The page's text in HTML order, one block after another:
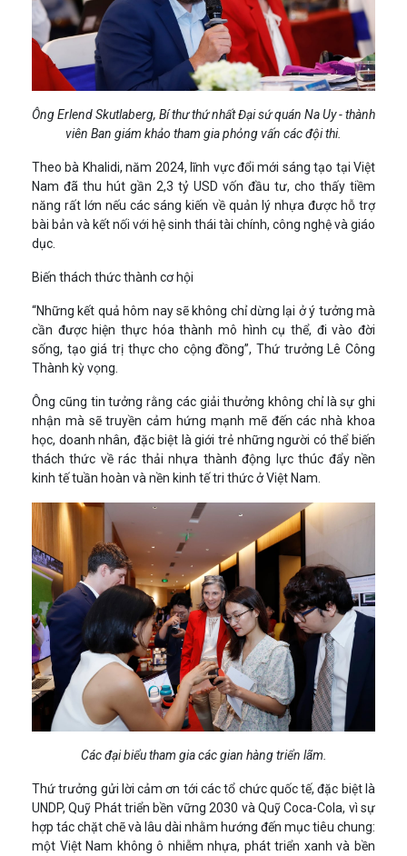
Ông Erlend Skutlaberg, Bí thư thứ nhất Đại sứ quán Na Uy - thành
viên Ban giám khảo tham gia phỏng vấn các đội thi.
Theo bà Khalidi, năm 2024, lĩnh vực đổi mới sáng tạo tại Việt
Nam đã thu hút gần 2,3 tỷ USD vốn đầu tư, cho thấy tiềm
năng rất lớn nếu các sáng kiến về quản lý nhựa được hỗ trợ
bài bản và kết nối với hệ sinh thái tài chính, công nghệ và giáo
dục.
Biến thách thức thành cơ hội
“Những kết quả hôm nay sẽ không chỉ dừng lại ở ý tưởng mà
cần được hiện thực hóa thành mô hình cụ thể, đi vào đời
sống, tạo giá trị thực cho cộng đồng”, Thứ trưởng Lê Công
Thành kỳ vọng.
Ông cũng tin tưởng rằng các giải thưởng không chỉ là sự ghi
nhận mà sẽ truyền cảm hứng mạnh mẽ đến các nhà khoa
học, doanh nhân, đặc biệt là giới trẻ những người có thể biến
thách thức về rác thải nhựa thành động lực thúc đẩy nền
kinh tế tuần hoàn và nền kinh tế tri thức ở Việt Nam.
Các đại biểu tham gia các gian hàng triển lãm.
Thứ trưởng gửi lời cảm ơn tới các tổ chức quốc tế, đặc biệt là
UNDP, Quỹ Phát triển bền vững 2030 và Quỹ Coca-Cola, vì sự
hợp tác chặt chẽ và lâu dài nhằm hướng đến mục tiêu chung:
một Việt Nam không ô nhiễm nhựa, phát triển xanh và bền